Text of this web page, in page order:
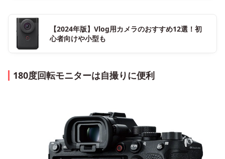
【2024年版】Vlog用カメラのおすすめ12選！初
心者向けや小型も
180度回転モニターは自撮りに便利